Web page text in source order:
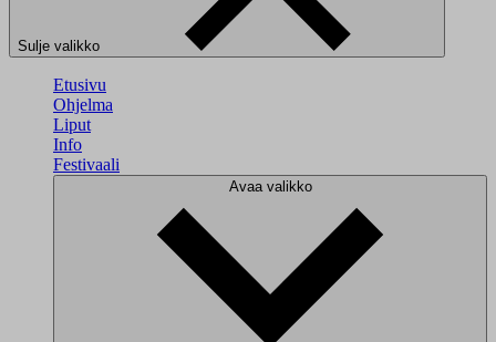
Sulje valikko
Etusivu
Ohjelma
Liput
Info
Festivaali
Avaa valikko